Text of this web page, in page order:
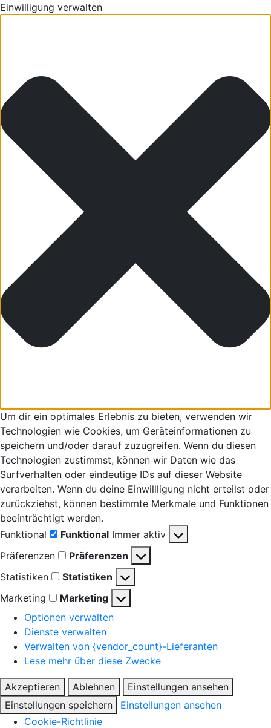
Einwilligung verwalten
Um dir ein optimales Erlebnis zu bieten, verwenden wir
Technologien wie Cookies, um Geräteinformationen zu
speichern und/oder darauf zuzugreifen. Wenn du diesen
Technologien zustimmst, können wir Daten wie das
Surfverhalten oder eindeutige IDs auf dieser Website
verarbeiten. Wenn du deine Einwillligung nicht erteilst oder
zurückziehst, können bestimmte Merkmale und Funktionen
beeinträchtigt werden.
Funktional
Funktional Immer aktiv
Präferenzen
Präferenzen
Statistiken
Statistiken
Marketing
Marketing
Optionen verwalten
Dienste verwalten
Verwalten von {vendor_count}-Lieferanten
Lese mehr über diese Zwecke
Akzeptieren Ablehnen
Einstellungen ansehen
Einstellungen speichern
Einstellungen ansehen
Cookie-Richtlinie